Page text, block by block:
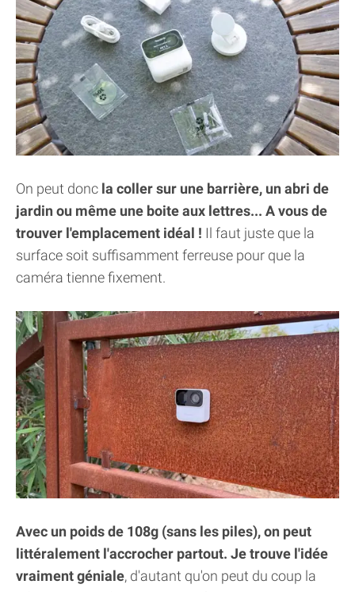
On peut donc la coller sur une barrière, un abri de
jardin ou même une boite aux lettres... A vous de
trouver l'emplacement idéal ! Il faut juste que la
surface soit suffisamment ferreuse pour que la
caméra tienne fixement.
Avec un poids de 108g (sans les piles), on peut
littéralement l'accrocher partout. Je trouve l'idée
vraiment géniale, d'autant qu'on peut du coup la